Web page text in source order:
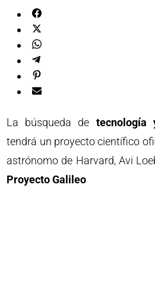
La búsqueda de tecnología
tendrá un proyecto científico
astrónomo de Harvard, Avi
Proyecto Galileo